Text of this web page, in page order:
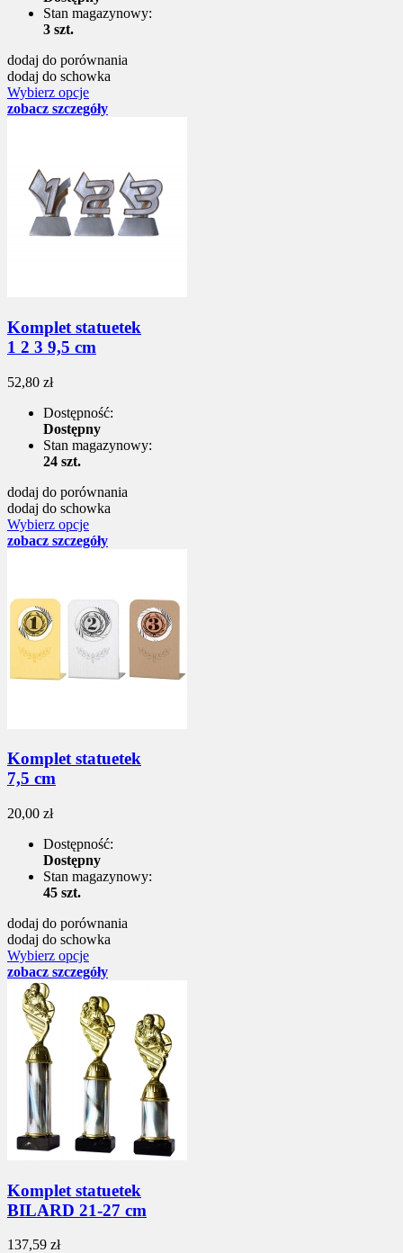
Stan magazynowy:
3 szt.
dodaj do porównania
dodaj do schowka
Wybierz opcje
zobacz szczegóły
Komplet statuetek
1 2 3 9,5 cm
52,80 zł
Dostępność:
Dostępny
Stan magazynowy:
24 szt.
dodaj do porównania
dodaj do schowka
Wybierz opcje
zobacz szczegóły
Komplet statuetek
7,5 cm
20,00 zł
Dostępność:
Dostępny
Stan magazynowy:
45 szt.
dodaj do porównania
dodaj do schowka
Wybierz opcje
zobacz szczegóły
Komplet statuetek
BILARD 21-27 cm
137,59 zł